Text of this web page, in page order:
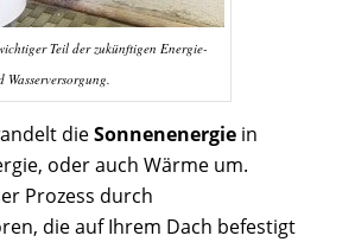
Teil der zukünftigen Energie-
Wasserversorgung.
dieSonnenenergiein
oder auch Wärme um.
Prozess durch
die auf Ihrem Dach befestigt